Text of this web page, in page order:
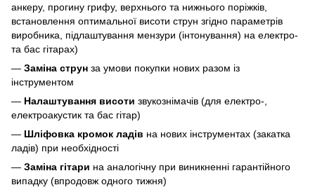
анкеру, прогину грифу, верхнього та нижнього поріжків,
встановлення оптимальної висоти струн згідно параметрів
виробника, підлаштування мензури (інтонування) на електро-
та бас гітарах)
— Заміна струн за умови покупки нових разом із
інструментом
— Налаштування висоти звукознімачів (для електро-,
електроакустик та бас гітар)
— Шліфовка кромок ладів на нових інструментах (закатка
ладів) при необхідності
— Заміна гітари на аналогічну при виникненні гарантійного
випадку (впродовж одного тижня)